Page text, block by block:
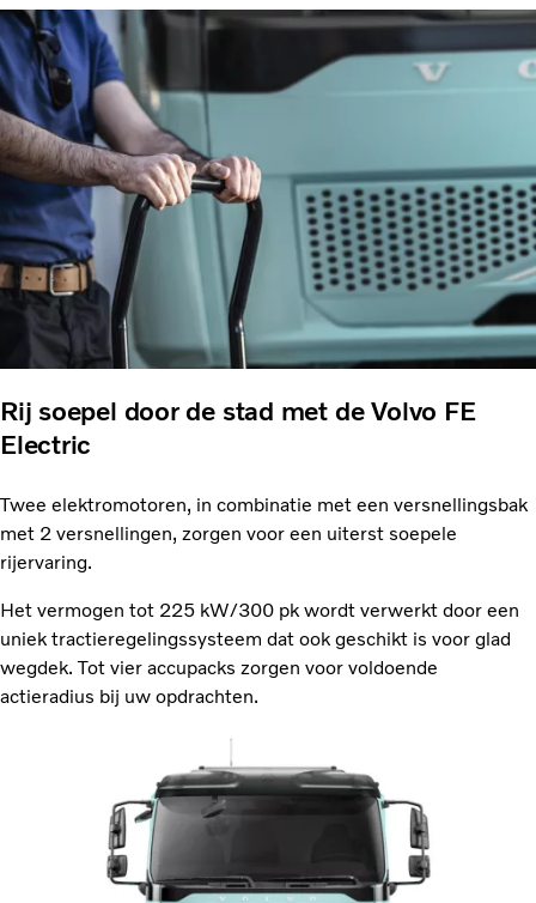
Rij soepel door de stad met de Volvo FE
Electric
Twee elektromotoren, in combinatie met een versnellingsbak
met 2 versnellingen, zorgen voor een uiterst soepele
rijervaring.
Het vermogen tot 225 kW/300 pk wordt verwerkt door een
uniek tractieregelingssysteem dat ook geschikt is voor glad
wegdek. Tot vier accupacks zorgen voor voldoende
actieradius bij uw opdrachten.